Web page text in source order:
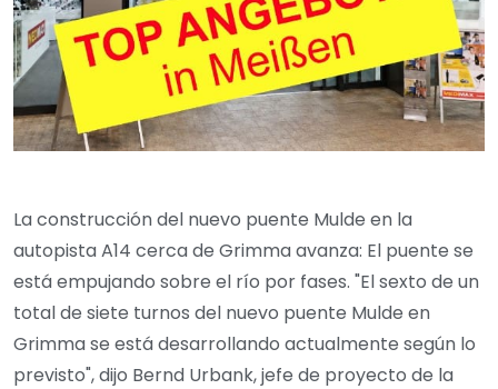
La construcción del nuevo puente Mulde en la
autopista A14 cerca de Grimma avanza: El puente se
está empujando sobre el río por fases. "El sexto de un
total de siete turnos del nuevo puente Mulde en
Grimma se está desarrollando actualmente según lo
previsto", dijo Bernd Urbank, jefe de proyecto de la